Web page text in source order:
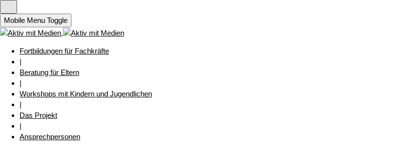
Mobile Menu Toggle
Fortbildungen für Fachkräfte
|
Beratung für Eltern
|
Workshops mit Kindern und Jugendlichen
|
Das Projekt
|
Ansprechpersonen